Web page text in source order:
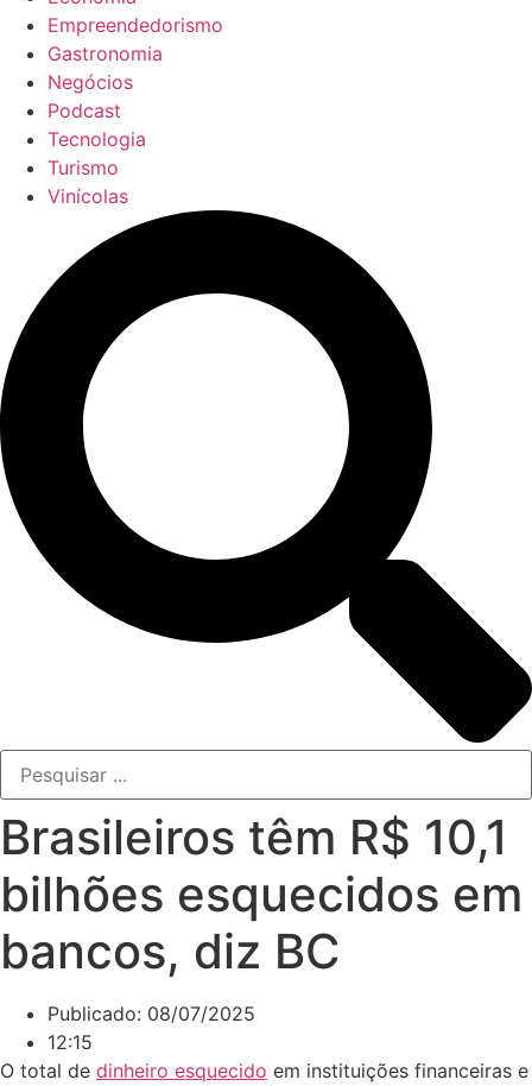
Empreendedorismo
Gastronomia
Negócios
Podcast
Tecnologia
Turismo
Vinícolas
Brasileiros têm R$ 10,1
bilhões esquecidos em
bancos, diz BC
Publicado: 08/07/2025
12:15
O total de dinheiro esquecido em instituições financeiras e